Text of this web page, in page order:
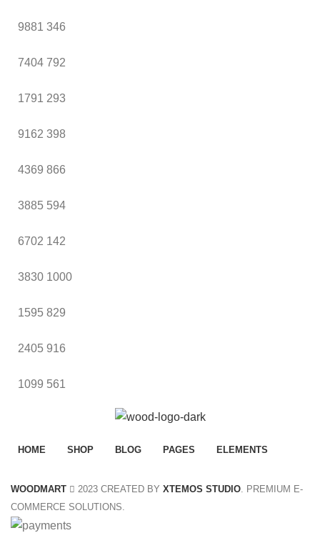
9881 346
7404 792
1791 293
9162 398
4369 866
3885 594
6702 142
3830 1000
1595 829
2405 916
1099 561
HOME SHOP BLOG PAGES ELEMENTS
WOODMART 2023 CREATED BY XTEMOS STUDIO. PREMIUM E-
COMMERCE SOLUTIONS.